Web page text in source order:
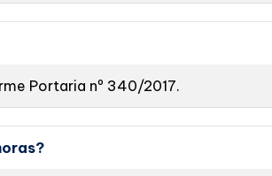
Portaria nº 340/2017.